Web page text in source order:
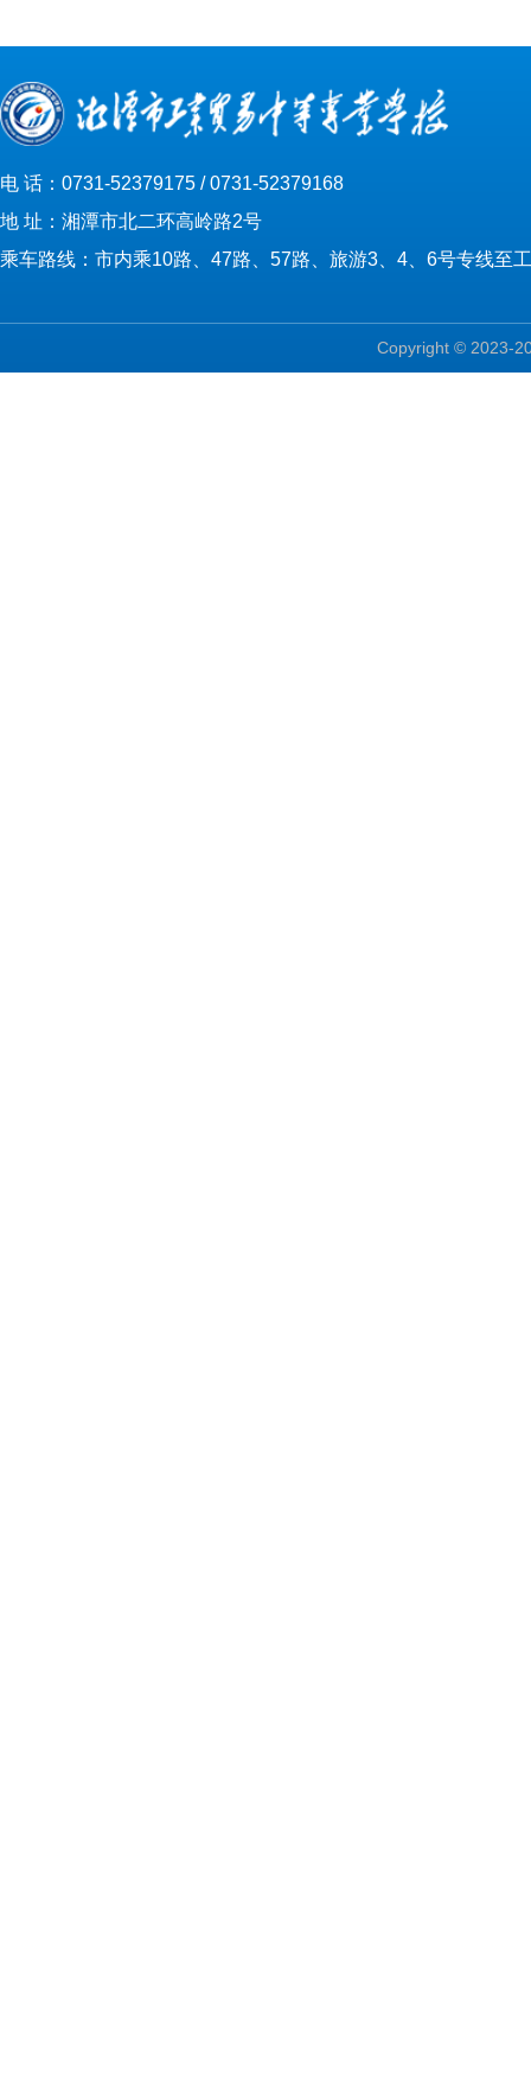
电 话：0731-52379175 / 0731-52379168
地 址：湘潭市北二环高岭路2号
乘车路线：市内乘10路、47路、57路、旅游3、4、6号专线至
Copyright © 2023-